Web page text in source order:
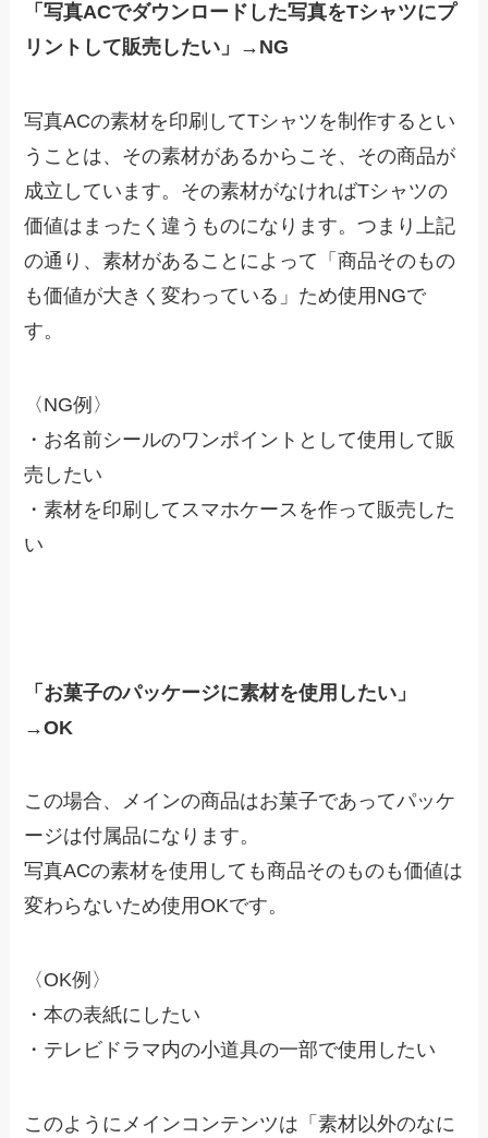
「写真ACでダウンロードした写真をTシャツにプ
リントして販売したい」→NG
写真ACの素材を印刷してTシャツを制作するとい
うことは、その素材があるからこそ、その商品が
成立しています。その素材がなければTシャツの
価値はまったく違うものになります。つまり上記
の通り、素材があることによって「商品そのもの
も価値が大きく変わっている」ため使用NGで
す。
〈NG例〉
・お名前シールのワンポイントとして使用して販
売したい
・素材を印刷してスマホケースを作って販売した
い
「お菓子のパッケージに素材を使用したい」
→OK
この場合、メインの商品はお菓子であってパッケ
ージは付属品になります。
写真ACの素材を使用しても商品そのものも価値は
変わらないため使用OKです。
〈OK例〉
・本の表紙にしたい
・テレビドラマ内の小道具の一部で使用したい
このようにメインコンテンツは「素材以外のなに